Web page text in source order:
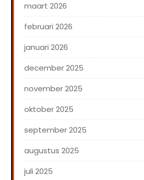
maart 2026
februari 2026
januari 2026
december 2025
november 2025
oktober 2025
september 2025
augustus 2025
juli 2025